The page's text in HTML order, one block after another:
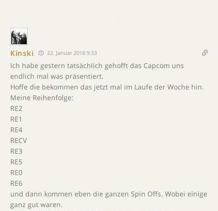
Kinski 22. Januar 2018 9:33
Ich habe gestern tatsächlich gehofft das Capcom uns
endlich mal was präsentiert.
Hoffe die bekommen das jetzt mal im Laufe der Woche hin.
Meine Reihenfolge:
RE2
RE1
RE4
RECV
RE3
RE5
RE0
RE6
und dann kommen eben die ganzen Spin Offs. Wobei einige
ganz gut waren.